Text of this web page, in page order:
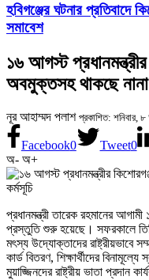
হবিগঞ্জের ঘটনার প্রতিবাদে
সমাবেশ
১৬ আগস্ট
অবমুক্তসহ থাকছে নানা
নূর আহাম্মদ পলাশ প্রকাশিত:
Facebook0 Tweet0
অ- অ+
প্রধানমন্ত্রী তারেক রহমানের
প্রস্তুতি শুরু হয়েছে। সফরকালে
মৎস্য উদ্যোক্তাদের রাষ্ট্রীয়ভাবে
কার্ড বিতরণ, শিক্ষার্থীদের
মুয়াজ্জিনদের রাষ্ট্রীয় ভাতা প্রদান